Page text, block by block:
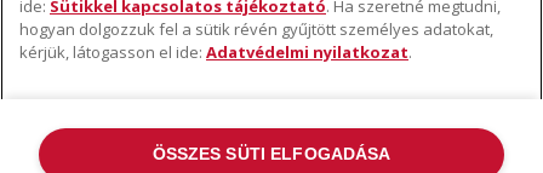
©2022 Minden jog fenntartva. A KitchenAid és a robotgép kialakítása az
ide: Sütikkel kapcsolatos tájékoztató. Ha szeretné megtudni,
hogyan dolgozzuk fel a sütik révén gyűjtött személyes adatokat,
kérjük, látogasson el ide: Adatvédelmi nyilatkozat.
ÖSSZES SÜTI ELFOGADÁSA